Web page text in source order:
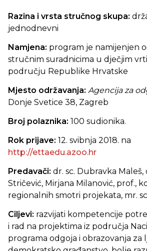
Razina i vrsta stručnog skupa:
jednodnevni
Namjena: program je namijenjen
stručnim suradnicima u dječjim
području Republike Hrvatske
Mjesto održavanja: Agencija za
Donje Svetice 38, Zagreb
Broj polaznika: 100 sudionika.
Rok prijave: 12. svibnja 2018. na
http://ettaedu.azoo.hr
Predavači: dr. sc. Dubravka Maleš,
Stričević, Mirjana Milanović, prof.,
regionalnih smotri projekata, mr.
Ciljevi: razvijati kompetencije
i rad na projektima iz područja
programa odgoja i obrazovanja za